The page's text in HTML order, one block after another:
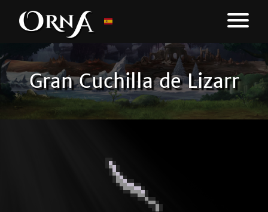
Gran Cuchilla de Lizarr